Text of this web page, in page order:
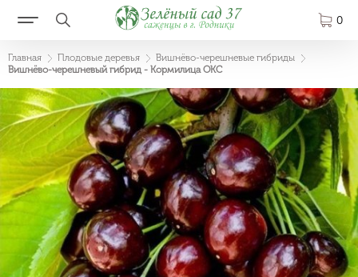
0
Главная Плодовые деревья
Вишнёво-черешневые гибриды
Вишнёво-черешневый гибрид - Кормилица ОКС